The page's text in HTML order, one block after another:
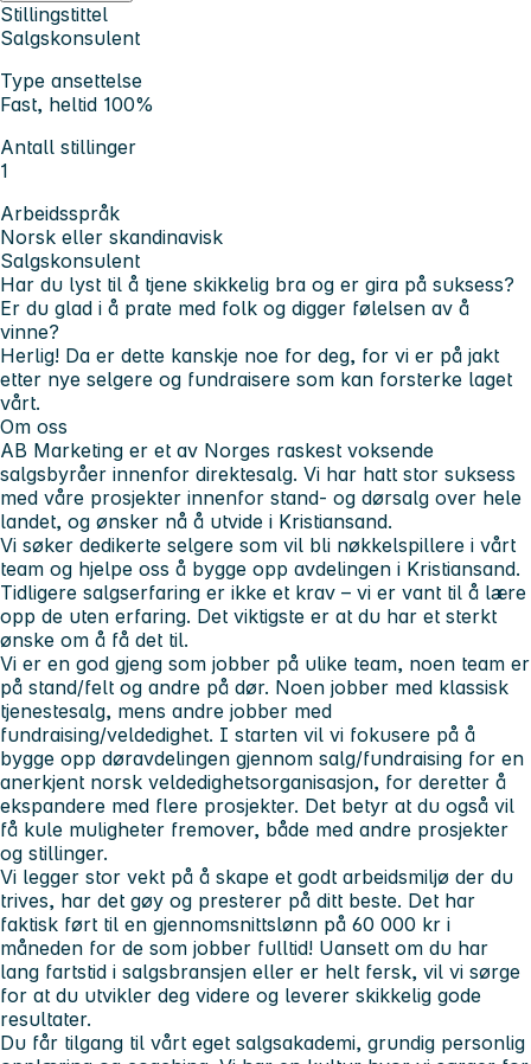
Stillingstittel
Salgskonsulent
Type ansettelse
Fast, heltid 100%
Antall stillinger
1
Arbeidsspråk
Norsk eller skandinavisk
Salgskonsulent
Har du lyst til å tjene skikkelig bra og er gira på suksess?
Er du glad i å prate med folk og digger følelsen av å
vinne?
Herlig! Da er dette kanskje noe for deg, for vi er på jakt
etter nye selgere og fundraisere som kan forsterke laget
vårt.
Om oss
AB Marketing er et av Norges raskest voksende
salgsbyråer innenfor direktesalg. Vi har hatt stor suksess
med våre prosjekter innenfor stand- og dørsalg over hele
landet, og ønsker nå å utvide i Kristiansand.
Vi søker dedikerte selgere som vil bli nøkkelspillere i vårt
team og hjelpe oss å bygge opp avdelingen i Kristiansand.
Tidligere salgserfaring er ikke et krav – vi er vant til å lære
opp de uten erfaring. Det viktigste er at du har et sterkt
ønske om å få det til.
Vi er en god gjeng som jobber på ulike team, noen team er
på stand/felt og andre på dør. Noen jobber med klassisk
tjenestesalg, mens andre jobber med
fundraising/veldedighet. I starten vil vi fokusere på å
bygge opp døravdelingen gjennom salg/fundraising for en
anerkjent norsk veldedighetsorganisasjon, for deretter å
ekspandere med flere prosjekter. Det betyr at du også vil
få kule muligheter fremover, både med andre prosjekter
og stillinger.
Vi legger stor vekt på å skape et godt arbeidsmiljø der du
trives, har det gøy og presterer på ditt beste. Det har
faktisk ført til en gjennomsnittslønn på 60 000 kr i
måneden for de som jobber fulltid! Uansett om du har
lang fartstid i salgsbransjen eller er helt fersk, vil vi sørge
for at du utvikler deg videre og leverer skikkelig gode
resultater.
Du får tilgang til vårt eget salgsakademi, grundig personlig